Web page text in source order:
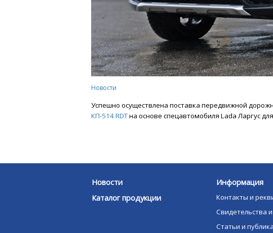
Новости
Успешно осуществлена поставка передвижной
КП-514 RDTна основе спецавтомобиля Lada Ларгус
Новости
Каталог продукции
Информация
Контакты и
Свидетельства
Статьи и